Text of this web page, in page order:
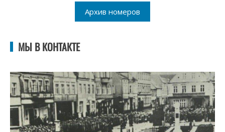
Архив номеров
МЫ В КОНТАКТЕ